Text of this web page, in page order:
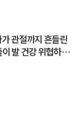
관절까지 흔들린
발 건강 위협하는